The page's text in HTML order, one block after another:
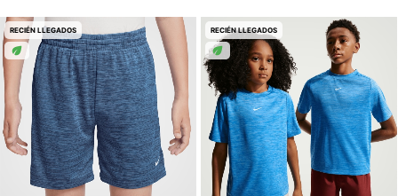
RECIÉN LLEGADOS RECIÉN LLEGADOS